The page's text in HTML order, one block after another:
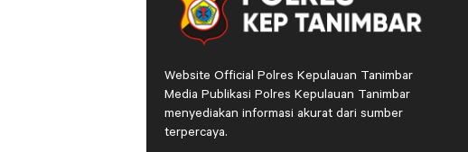
Website Official Polres Kepulauan Tanimbar
Media Publikasi Polres Kepulauan Tanimbar
menyediakan informasi akurat dari sumber
terpercaya.